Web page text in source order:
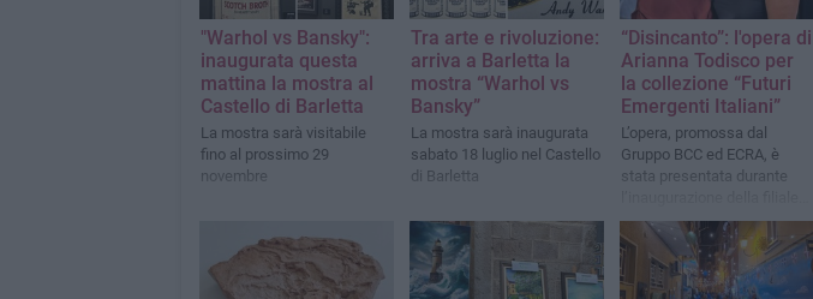
"Warhol vs Bansky":
inaugurata questa
mattina la mostra al
Castello di Barletta
La mostra sarà visitabile
fino al prossimo 29
novembre
Tra arte e rivoluzione:
arriva a Barletta la
mostra “Warhol vs
Bansky”
La mostra sarà inaugurata
sabato 18 luglio nel Castello
di Barletta
“Disincanto”: l'opera di
Arianna Todisco per
la collezione “Futuri
Emergenti Italiani”
L’opera, promossa dal
Gruppo BCC ed ECRA, è
stata presentata durante
di Barletta